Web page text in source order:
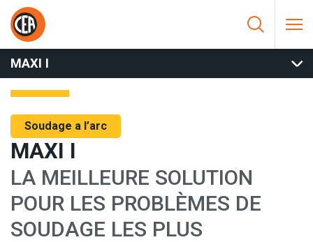
Aller au contenu
HOME/
/MAXI I
MAXI I
Soudage a l’arc
MAXI I
LA MEILLEURE SOLUTION
POUR LES PROBLÈMES DE
SOUDAGE LES PLUS